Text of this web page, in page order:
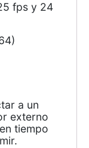
fps y 24
a un
externo
tiempo